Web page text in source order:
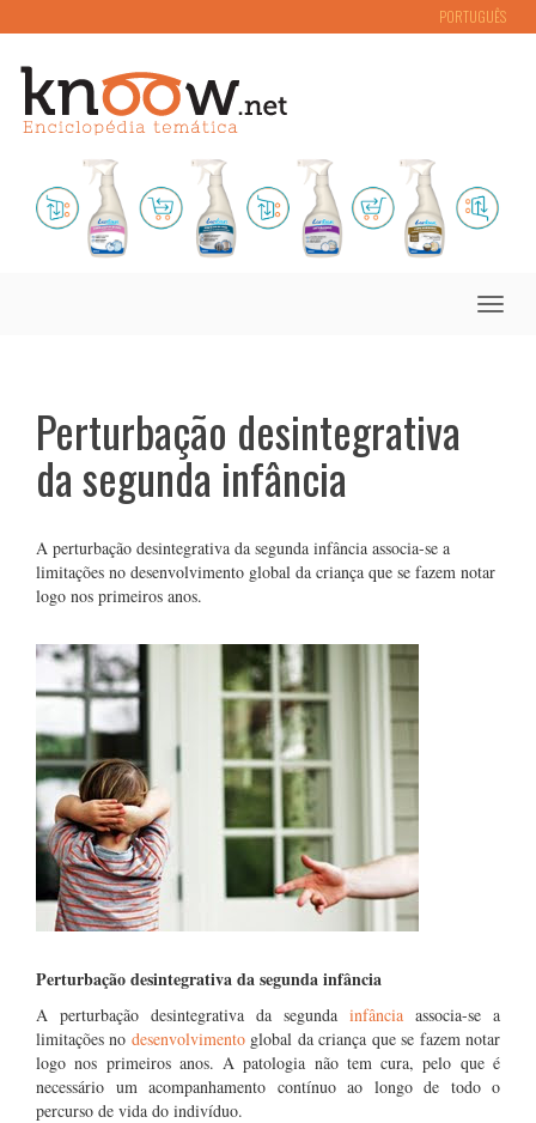
PORTUGUÊS
Toggle
Perturbação desintegrativa
da segunda infância
A perturbação desintegrativa da segunda infância associa-se a
limitações no desenvolvimento global da criança que se fazem notar
logo nos primeiros anos.
Perturbação desintegrativa da segunda infância
A perturbação desintegrativa da segunda infância associa-se a
limitações no desenvolvimentoglobal da criança que se fazem notar
logo nos primeiros anos. A patologia não tem cura, pelo que é
necessário um acompanhamento contínuo ao longo de todo o
percurso de vida do indivíduo.